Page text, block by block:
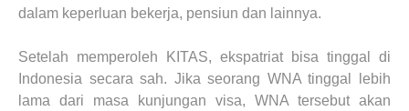
dalam keperluan bekerja, pensiun dan lainnya.
Setelah memperoleh KITAS, ekspatriat bisa tinggal di
Indonesia secara sah. Jika seorang WNA tinggal lebih
lama dari masa kunjungan visa, WNA tersebut akan